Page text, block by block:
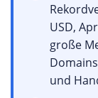
USD,
große
und